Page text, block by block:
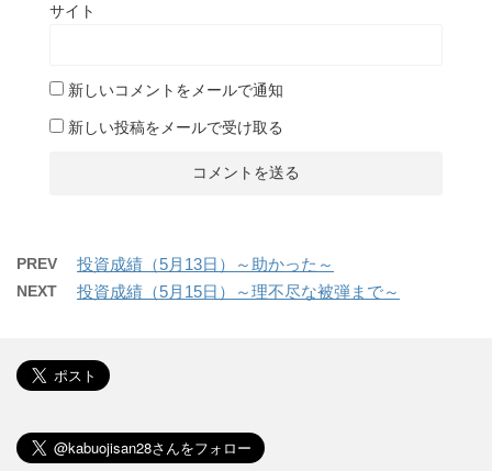
サイト
新しいコメントをメールで通知
新しい投稿をメールで受け取る
PREV 投資成績（5月13日）～助かった～
NEXT 投資成績（5月15日）～理不尽な被弾まで～